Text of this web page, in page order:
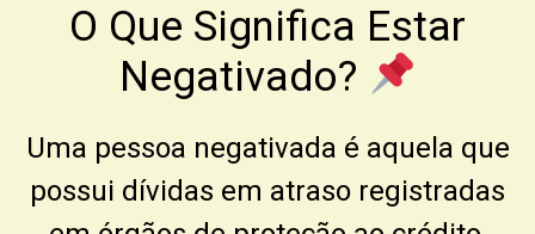
O Que Significa Estar
Negativado?
Uma pessoa negativada é aquela que
possui dívidas em atraso registradas